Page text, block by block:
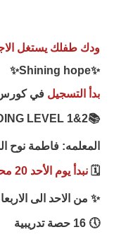
ودك طفلك يستغل
✨Shining hope✨
بدأ التسجيل في كورس
📚READING LEVEL 1&2 📚
المعلمه: فاطمة نوح
🗓️ نبدأ يوم الأحد 20 محرم ولمده اربعه اسابيع
✨️ من الاحد الى
🕔 16 حصة تدريبية